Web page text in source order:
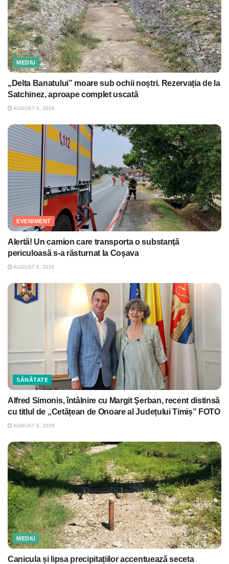
MEDIU
„Delta Banatului” moare sub ochii noștri. Rezervația de la
Satchinez, aproape complet uscată
AUGUST 6, 2026
EVENIMENT
Alertă! Un camion care transporta o substanţă
periculoasă s-a răsturnat la Coşava
AUGUST 6, 2026
SĂNĂTATE
Alfred Simonis, întâlnire cu Margit Şerban, recent distinsă
cu titlul de „Cetățean de Onoare al Județului Timiș” FOTO
AUGUST 6, 2026
MEDIU
Canicula și lipsa precipitațiilor accentuează seceta